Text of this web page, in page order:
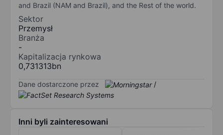
and Brazil (NAM and Brazil), and the Rest of the world.
Sektor
Przemysł
Branża
-
Kapitalizacja rynkowa
0,731313bn
Dane dostarczone przez /
Inni byli zainteresowani